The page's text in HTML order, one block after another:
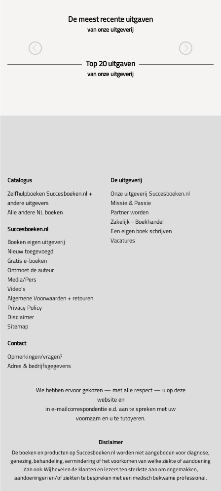
De meest recente uitgaven
van onze uitgeverij
Top 20 uitgaven
van onze uitgeverij
Catalogus
Zelfhulpboeken Succesboeken.nl +
andere uitgevers
Alle andere NL boeken
Succesboeken.nl
Boeken eigen uitgeverij
Nieuw toegevoegd
Gratis e-boeken
Ontmoet de auteur
Media/Pers
Video's
Algemene Voorwaarden + retouren
Privacy Policy
Disclaimer
Sitemap
De uitgeverij
Onze uitgeverij Succesboeken.nl
Missie & Passie
Partner worden
Zakelijk - Boekhandel
Een eigen boek schrijven
Vacatures
Contact
Opmerkingen/vragen?
Adres & bedrijfsgegevens
We hebben ervoor gekozen — met alle respect — u op deze
website en
in e-mailcorrespondentie e.d. aan te spreken met uw
voornaam en u te tutoyeren.
Disclaimer
De boeken en producten op Succesboeken.nl worden niet aangeboden voor diagnose,
genezing, behandeling, vermindering of het voorkomen van welke ziekte of aandoening
dan ook. Wij bevelen de klanten en lezers ten sterkste aan om ongemakken,
aandoeningen en/of ziekten te bespreken met een medisch bekwame professional.